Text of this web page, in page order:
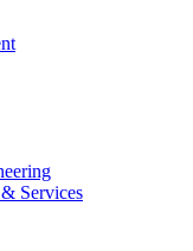
Services